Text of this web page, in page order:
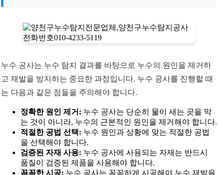
누수 공사는 누수 탐지 결과를 바탕으로 누수의 원인을 제거하
고 재발을 방지하는 중요한 과정입니다. 누수 공사를 진행할 때
는 다음과 같은 점들을 주의해야 합니다.
정확한 원인 제거: 누수 공사는 단순히 물이 새는 곳을 막
는 것이 아니라, 누수의 근본적인 원인을 제거해야 합니다.
적절한 공법 선택: 누수 원인과 상황에 맞는 적절한 공법
을 선택해야 합니다.
검증된 자재 사용: 누수 공사에 사용되는 자재는 반드시
품질이 검증된 제품을 사용해야 합니다.
꼼꼼한 시공: 누수 공사는 꼼꼼하게 시공해야 누수 재발을